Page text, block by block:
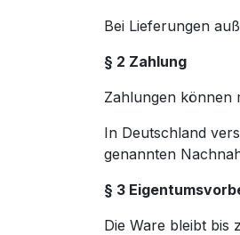
Bei Lieferungen
§ 2 Zahlung
Zahlungen können
In Deutschland
genannten
§ 3
Die Ware bleibt bis